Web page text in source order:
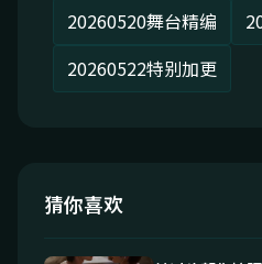
20260520舞台精编
20260522特别加更
猜你喜欢